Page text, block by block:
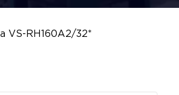
VS-RH160A2/32*